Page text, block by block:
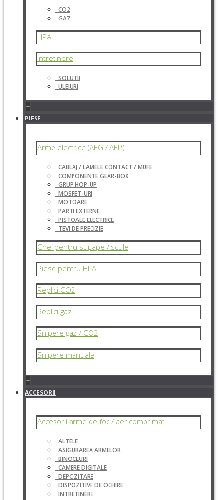
CO2
GAZ
HPA
Intretinere
SOLUTII
ULEIURI
+
PIESE
Arme electrice (AEG / AEP)
CABLAJ / LAMELE CONTACT / MUFE
COMPONENTE GEAR-BOX
GRUP HOP-UP
MOSFET-URI
MOTOARE
PARTI EXTERNE
PISTOALE ELECTRICE
TEVI DE PRECIZIE
Chei pentru supape / scule
Piese pentru HPA
Replici CO2
Replici gaz
Snipere gaz / CO2
Snipere manuale
+
ACCESORII
Accesorii arme de foc / aer comprimat
ALTELE
ASIGURAREA ARMELOR
BINOCLURI
CAMERE DIGITALE
DEPOZITARE
DISPOZITIVE DE OCHIRE
INTRETINERE